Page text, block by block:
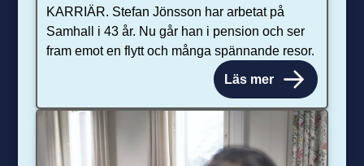
KARRIÄR. Stefan Jönsson har arbetat på
Samhall i 43 år. Nu går han i pension och ser
fram emot en flytt och många spännande resor.
Läs mer